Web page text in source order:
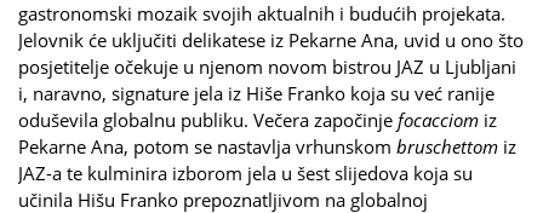
gastronomski mozaik svojih aktualnih i budućih projekata.
Jelovnik će uključiti delikatese iz Pekarne Ana, uvid u ono što
posjetitelje očekuje u njenom novom bistrou JAZ u Ljubljani
i, naravno, signature jela iz Hiše Franko koja su već ranije
oduševila globalnu publiku. Večera započinje focacciom iz
Pekarne Ana, potom se nastavlja vrhunskom bruschettom iz
JAZ-a te kulminira izborom jela u šest slijedova koja su
učinila Hišu Franko prepoznatljivom na globalnoj